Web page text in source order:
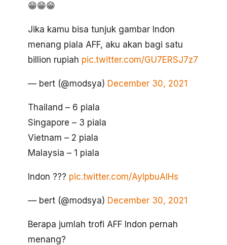
😁😁😁
Jika kamu bisa tunjuk gambar Indon
menang piala AFF, aku akan bagi satu
billion rupiah pic.twitter.com/GU7ERSJ7z7
— bert (@modsya) December 30, 2021
Thailand – 6 piala
Singapore – 3 piala
Vietnam – 2 piala
Malaysia – 1 piala
Indon ??? pic.twitter.com/AylpbuAlHs
— bert (@modsya) December 30, 2021
Berapa jumlah trofi AFF Indon pernah
menang?